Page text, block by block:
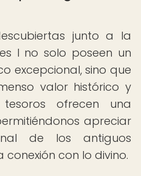
junto a la
I no solo poseen un
excepcional, sino que
valor histórico y
tesoros ofrecen una
apreciar
de los antiguos
con lo divino.